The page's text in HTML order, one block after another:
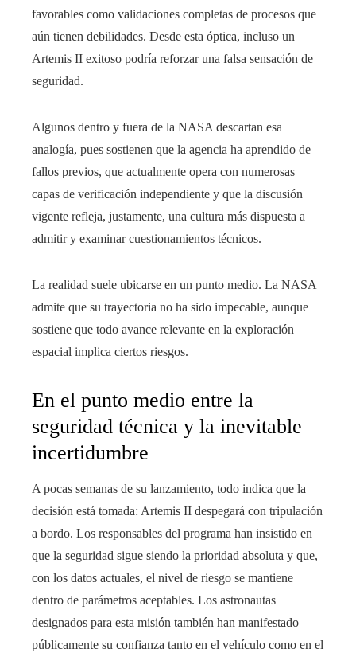
favorables como validaciones completas de procesos que
aún tienen debilidades. Desde esta óptica, incluso un
Artemis II exitoso podría reforzar una falsa sensación de
seguridad.
Algunos dentro y fuera de la NASA descartan esa
analogía, pues sostienen que la agencia ha aprendido de
fallos previos, que actualmente opera con numerosas
capas de verificación independiente y que la discusión
vigente refleja, justamente, una cultura más dispuesta a
admitir y examinar cuestionamientos técnicos.
La realidad suele ubicarse en un punto medio. La NASA
admite que su trayectoria no ha sido impecable, aunque
sostiene que todo avance relevante en la exploración
espacial implica ciertos riesgos.
En el punto medio entre la
seguridad técnica y la inevitable
incertidumbre
A pocas semanas de su lanzamiento, todo indica que la
decisión está tomada: Artemis II despegará con tripulación
a bordo. Los responsables del programa han insistido en
que la seguridad sigue siendo la prioridad absoluta y que,
con los datos actuales, el nivel de riesgo se mantiene
dentro de parámetros aceptables. Los astronautas
designados para esta misión también han manifestado
públicamente su confianza tanto en el vehículo como en el